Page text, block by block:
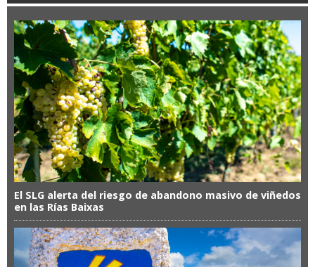
El SLG alerta del riesgo de abandono masivo de viñedos
en las Rías Baixas